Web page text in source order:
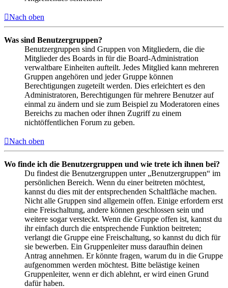
Nach oben
Was sind Benutzergruppen?
Benutzergruppen sind Gruppen von Mitgliedern, die die
Mitglieder des Boards in für die Board-Administration
verwaltbare Einheiten aufteilt. Jedes Mitglied kann mehreren
Gruppen angehören und jeder Gruppe können
Berechtigungen zugeteilt werden. Dies erleichtert es den
Administratoren, Berechtigungen für mehrere Benutzer auf
einmal zu ändern und sie zum Beispiel zu Moderatoren eines
Bereichs zu machen oder ihnen Zugriff zu einem
nichtöffentlichen Forum zu geben.
Nach oben
Wo finde ich die Benutzergruppen und wie trete ich ihnen bei?
Du findest die Benutzergruppen unter „Benutzergruppen“ im
persönlichen Bereich. Wenn du einer beitreten möchtest,
kannst du dies mit der entsprechenden Schaltfläche machen.
Nicht alle Gruppen sind allgemein offen. Einige erfordern erst
eine Freischaltung, andere können geschlossen sein und
weitere sogar versteckt. Wenn die Gruppe offen ist, kannst du
ihr einfach durch die entsprechende Funktion beitreten;
verlangt die Gruppe eine Freischaltung, so kannst du dich für
sie bewerben. Ein Gruppenleiter muss daraufhin deinen
Antrag annehmen. Er könnte fragen, warum du in die Gruppe
aufgenommen werden möchtest. Bitte belästige keinen
Gruppenleiter, wenn er dich ablehnt, er wird einen Grund
dafür haben.